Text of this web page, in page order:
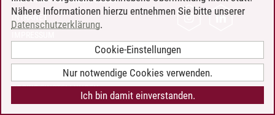
INTRANET
BARRIEREFREIHEIT
COOKIE-EINSTELLUNGEN
Nähere Informationen hierzu entnehmen Sie bitte unserer
Datenschutzerklärung.
Cookie-Einstellungen
Nur notwendige Cookies verwenden.
Ich bin damit einverstanden.